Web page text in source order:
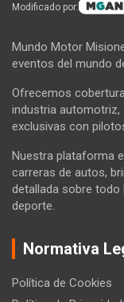
Modificado por:
Mundo Motor
eventos del mundo
Ofrecemos
industria automotriz,
exclusivas con
Nuestra plataforma
carreras de autos,
detallada sobre
deporte.
Normativa
Política de Cookies